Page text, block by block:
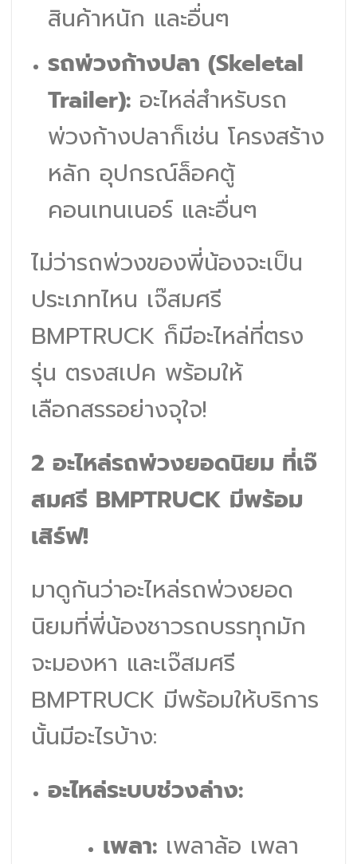
สินค้าหนัก และอื่นๆ
รถพ่วงก้างปลา (Skeletal
Trailer):อะไหล่สำหรับรถ
พ่วงก้างปลาก็เช่น โครงสร้าง
หลัก อุปกรณ์ล็อคตู้
คอนเทนเนอร์ และอื่นๆ
ไม่ว่ารถพ่วงของพี่น้องจะเป็น
ประเภทไหน เจ๊สมศรี
BMPTRUCK ก็มีอะไหล่ที่ตรง
รุ่น ตรงสเปค พร้อมให้
เลือกสรรอย่างจุใจ!
2 อะไหล่รถพ่วงยอดนิยม ที่เจ๊
สมศรี BMPTRUCK มีพร้อม
เสิร์ฟ!
มาดูกันว่าอะไหล่รถพ่วงยอด
นิยมที่พี่น้องชาวรถบรรทุกมัก
จะมองหา และเจ๊สมศรี
BMPTRUCK มีพร้อมให้บริการ
นั้นมีอะไรบ้าง:
อะไหล่ระบบช่วงล่าง:
เพลา:เพลาล้อ เพลา